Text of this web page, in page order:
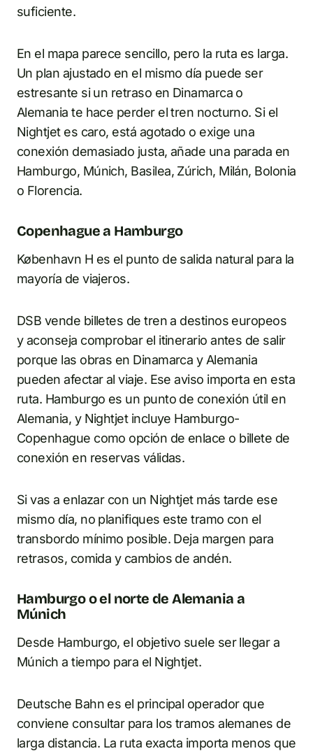
suficiente.
En el mapa parece sencillo, pero la ruta es larga.
Un plan ajustado en el mismo día puede ser
estresante si un retraso en Dinamarca o
Alemania te hace perder el tren nocturno. Si el
Nightjet es caro, está agotado o exige una
conexión demasiado justa, añade una parada en
Hamburgo, Múnich, Basilea, Zúrich, Milán, Bolonia
o Florencia.
Copenhague a Hamburgo
København H es el punto de salida natural para la
mayoría de viajeros.
DSB vende billetes de tren a destinos europeos
y aconseja comprobar el itinerario antes de salir
porque las obras en Dinamarca y Alemania
pueden afectar al viaje. Ese aviso importa en esta
ruta. Hamburgo es un punto de conexión útil en
Alemania, y Nightjet incluye Hamburgo-
Copenhague como opción de enlace o billete de
conexión en reservas válidas.
Si vas a enlazar con un Nightjet más tarde ese
mismo día, no planifiques este tramo con el
transbordo mínimo posible. Deja margen para
retrasos, comida y cambios de andén.
Hamburgo o el norte de Alemania a
Múnich
Desde Hamburgo, el objetivo suele ser llegar a
Múnich a tiempo para el Nightjet.
Deutsche Bahn es el principal operador que
conviene consultar para los tramos alemanes de
larga distancia. La ruta exacta importa menos que